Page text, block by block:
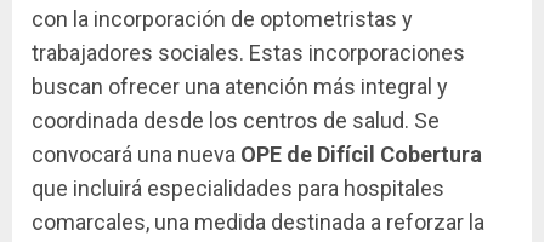
con la incorporación de optometristas y
trabajadores sociales. Estas incorporaciones
buscan ofrecer una atención más integral y
coordinada desde los centros de salud. Se
convocará una nueva OPE de Difícil Cobertura
que incluirá especialidades para hospitales
comarcales, una medida destinada a reforzar la